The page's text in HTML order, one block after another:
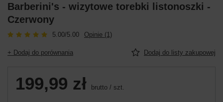
Barberini's - wizytowe torebki listonoszki -
Czerwony
5.00/5.00 Opinie (1)
+ Dodaj do porównania Dodaj do listy zakupowej
199,99 zł brutto / szt.